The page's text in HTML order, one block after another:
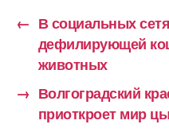
← В социальных
дефилирующей
животных
→ Волгоградский
приоткроет мир